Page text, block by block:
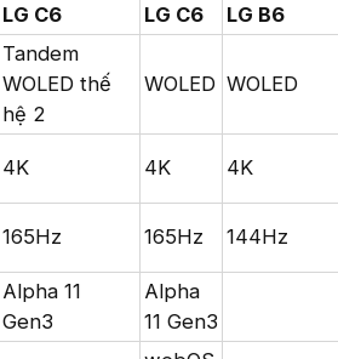
LG C6 LG C6 LG B6
Tandem
WOLED thế
hệ 2
WOLED WOLED
4K 4K 4K
165Hz 165Hz 144Hz
Alpha 11
Gen3
Alpha
11 Gen3